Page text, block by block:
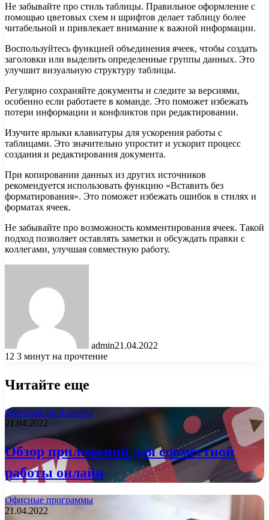
Не забывайте про стиль таблицы. Правильное оформление с
помощью цветовых схем и шрифтов делает таблицу более
читабельной и привлекает внимание к важной информации.
Воспользуйтесь функцией объединения ячеек, чтобы создать
заголовки или выделить определенные группы данных. Это
улучшит визуальную структуру таблицы.
Регулярно сохраняйте документы и следите за версиями,
особенно если работаете в команде. Это поможет избежать
потери информации и конфликтов при редактировании.
Изучите ярлыки клавиатуры для ускорения работы с
таблицами. Это значительно упростит и ускорит процесс
создания и редактирования документа.
При копировании данных из других источников
рекомендуется использовать функцию «Вставить без
форматирования». Это поможет избежать ошибок в стилях и
форматах ячеек.
Не забывайте про возможность комментирования ячеек. Такой
подход позволяет оставлять заметки и обсуждать правки с
коллегами, улучшая совместную работу.
admin21.04.2022
12 3 минут на прочтение
Читайте еще
Офисные программы
21.04.2022
Обзор приложений для совместной
работы онлайн
Офисные программы
21.04.2022